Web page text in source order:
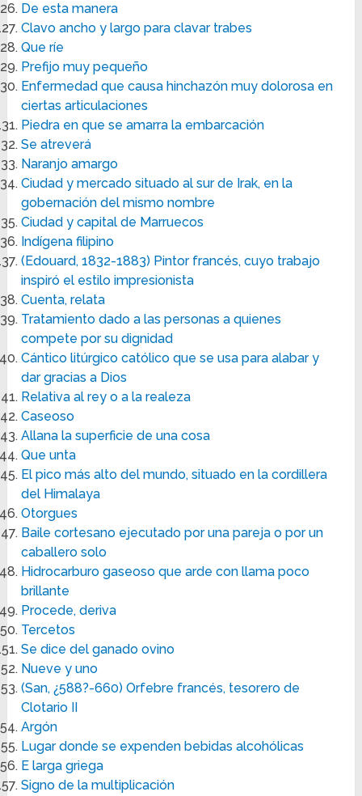
De esta manera
Clavo ancho y largo para clavar trabes
Que ríe
Prefijo muy pequeño
Enfermedad que causa hinchazón muy dolorosa en
ciertas articulaciones
Piedra en que se amarra la embarcación
Se atreverá
Naranjo amargo
Ciudad y mercado situado al sur de Irak, en la
gobernación del mismo nombre
Ciudad y capital de Marruecos
Indígena filipino
(Edouard, 1832-1883) Pintor francés, cuyo trabajo
inspiró el estilo impresionista
Cuenta, relata
Tratamiento dado a las personas a quienes
compete por su dignidad
Cántico litúrgico católico que se usa para alabar y
dar gracias a Dios
Relativa al rey o a la realeza
Caseoso
Allana la superficie de una cosa
Que unta
El pico más alto del mundo, situado en la cordillera
del Himalaya
Otorgues
Baile cortesano ejecutado por una pareja o por un
caballero solo
Hidrocarburo gaseoso que arde con llama poco
brillante
Procede, deriva
Tercetos
Se dice del ganado ovino
Nueve y uno
(San, ¿588?-660) Orfebre francés, tesorero de
Clotario II
Argón
Lugar donde se expenden bebidas alcohólicas
E larga griega
Signo de la multiplicación